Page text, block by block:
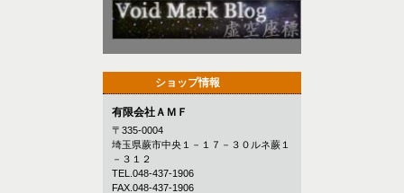
ショップ情報
有限会社ＡＭＦ
〒335-0004
埼玉県蕨市中央１－１７－３０ルネ蕨１
－３１２
TEL.048-437-1906
FAX.048-437-1906